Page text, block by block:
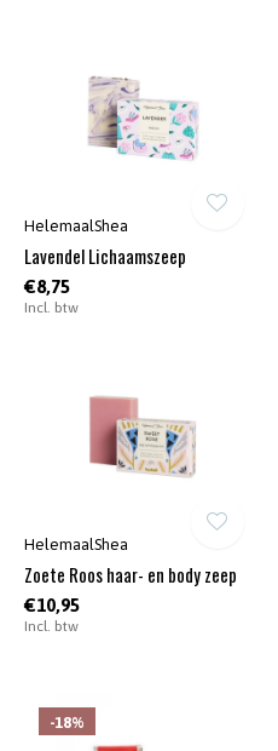
HelemaalShea
Lavendel Lichaamszeep
€8,75
Incl. btw
HelemaalShea
Zoete Roos haar- en body zeep
€10,95
Incl. btw
-18%